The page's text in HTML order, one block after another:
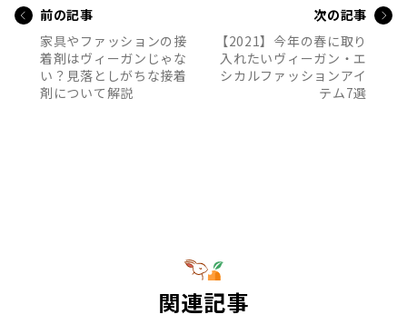
前の記事
家具やファッションの接
着剤はヴィーガンじゃな
い？見落としがちな接着
剤について解説
次の記事
【2021】今年の春に取り
入れたいヴィーガン・エ
シカルファッションアイ
テム7選
関連記事